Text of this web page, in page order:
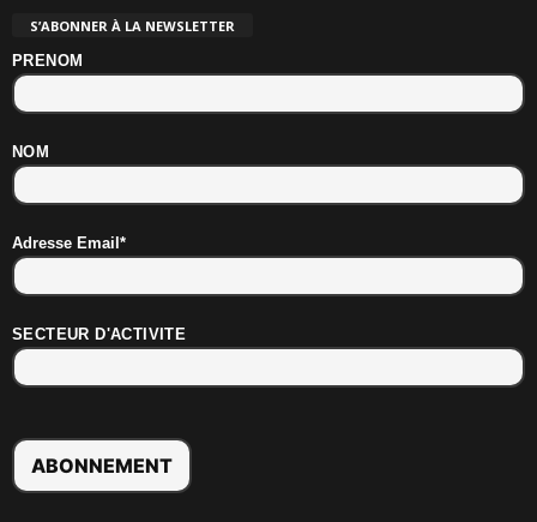
S’ABONNER À LA NEWSLETTER
PRENOM
NOM
Adresse Email*
SECTEUR D'ACTIVITE